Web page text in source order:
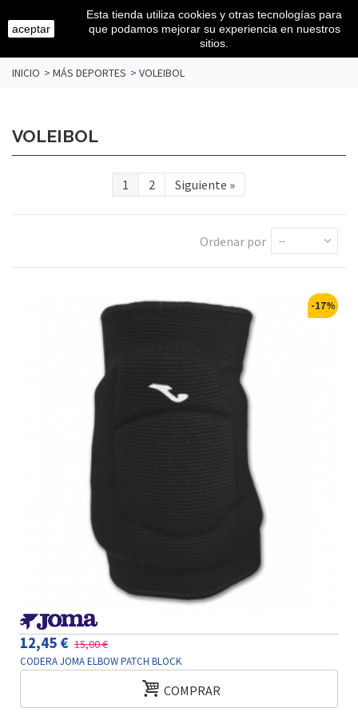
INICIO > MÁS DEPORTES > VOLEIBOL
VOLEIBOL
1 2 Siguiente »
Ordenar por --
-17%
12,45 € 15,00 €
CODERA JOMA ELBOW PATCH BLOCK
COMPRAR
aceptar
Esta tienda utiliza cookies y otras tecnologías para
que podamos mejorar su experiencia en nuestros
sitios.